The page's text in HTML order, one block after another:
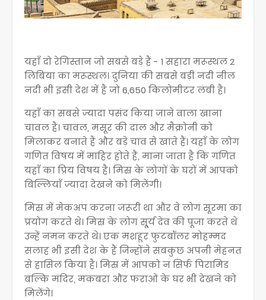
यहाँ दो रेगिस्तान जो सबसे बड़े हैं - 1 सहारा मरूस्थल 2
लिबिया का मरूस्थल। दुनिया की सबसे बड़ी नदी नील
नदी भी इसी देश में है जो 6,650 किलोमीटर लंबी है।
यहाँ का सबसे ज्यादा पसंद किया जाने वाला खाना
चावल है। चावल, मसूर की दाल और मैक्रोनी को
मिलाकर बनाते हैं और बड़े चाव से खाते हैं। यहाँ के लोग
गणित विषय में माहिर होते हैं, माना जाता है कि गणित
यहाँ का प्रिय विषय है। मिस्र के लोगों के घरों में आपको
बिल्लियाँ ज्यादा देखने को मिलेंगी।
मिस्र में मेकअप करना जरूरी था और वे लोग सूरमा का
प्रयोग करते थे। मिस्र के लोग सू्र्य देव की पूजा करते थे
उन्हें नमन करते थे। एक मशहूर फुटबॉलर मोहम्मद
सलाह भी इसी देश के हैं जिन्होंने सबकुछ अपनी मेहनत
से हासिल किया है। मिस्र में आपको न सिर्फ पिरामिड
बल्कि मंदिर, मकबरा और फराओं के घर भी देखने को
मिलेंगे।